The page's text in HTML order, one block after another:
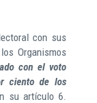
con sus
Organismos
con el voto
ciento de los
su artículo 6.